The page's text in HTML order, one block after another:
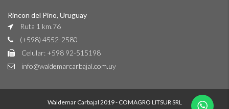
Rincon del Pino, Uruguay
Ruta 1 km.76
(+598) 4552-2580
Celular: +598 92-515198
info@waldemarcarbajal.com.uy
Waldemar Carbajal 2019 - COMAGRO LITSUR SRL